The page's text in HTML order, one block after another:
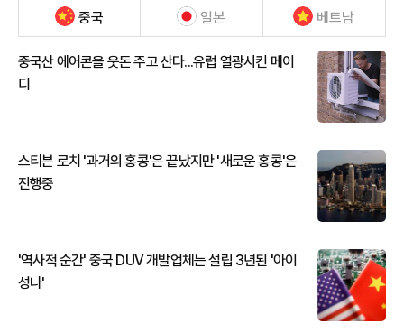
중국 일본 베트남
중국산 에어콘을 웃돈 주고 산다...유럽 열광시킨 메이
디
스티븐 로치 '과거의 홍콩'은 끝났지만 '새로운 홍콩'은
진행중
'역사적 순간' 중국 DUV 개발업체는 설립 3년된 '아이
성나'